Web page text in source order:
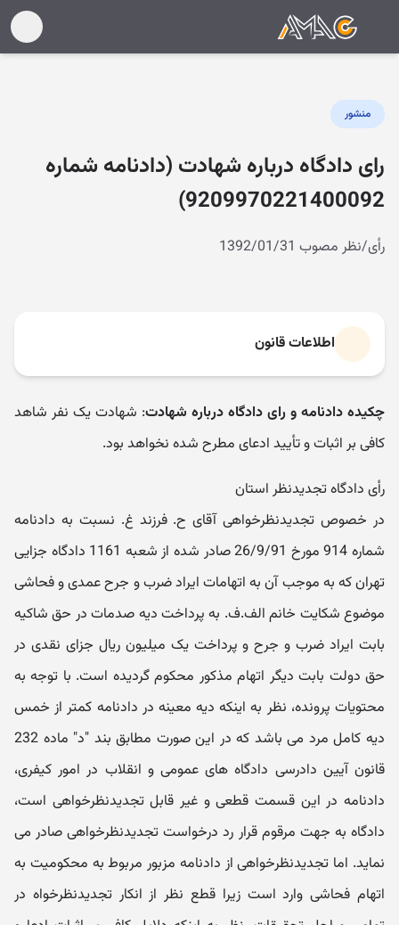
منشور
رای دادگاه درباره شهادت (دادنامه شماره
9209970221400092)
رأی/نظر مصوب 1392/01/31
اطلاعات قانون
چکیده دادنامه و رای دادگاه درباره شهادت: شهادت یک نفر شاهد
کافی بر اثبات و تأیید ادعای مطرح شده نخواهد بود.
رأی دادگاه تجدیدنظر استان
در خصوص تجدیدنظرخواهی آقای ح. فرزند غ. نسبت به دادنامه
شماره 914 مورخ 26/9/91 صادر شده از شعبه 1161 دادگاه جزایی
تهران که به موجب آن به اتهامات ایراد ضرب و جرح عمدی و فحاشی
موضوع شکایت خانم الف.ف. به پرداخت دیه صدمات در حق شاکیه
بابت ایراد ضرب و جرح و پرداخت یک میلیون ریال جزای نقدی در
حق دولت بابت دیگر اتهام مذکور محکوم گردیده است. با توجه به
محتویات پرونده، نظر به اینکه دیه معینه در دادنامه کمتر از خمس
دیه کامل مرد می باشد که در این صورت مطابق بند "د" ماده 232
قانون آیین دادرسی دادگاه های عمومی و انقلاب در امور کیفری،
دادنامه در این قسمت قطعی و غیر قابل تجدیدنظرخواهی است،
دادگاه به جهت مرقوم قرار رد درخواست تجدیدنظرخواهی صادر می
نماید. اما تجدیدنظرخواهی از دادنامه مزبور مربوط به محکومیت به
اتهام فحاشی وارد است زیرا قطع نظر از انکار تجدیدنظرخواه در